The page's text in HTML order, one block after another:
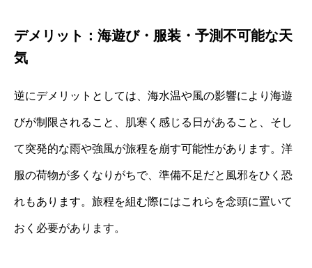
デメリット：海遊び・服装・予測不可能な天
気
逆にデメリットとしては、海水温や風の影響により海遊
びが制限されること、肌寒く感じる日があること、そし
て突発的な雨や強風が旅程を崩す可能性があります。洋
服の荷物が多くなりがちで、準備不足だと風邪をひく恐
れもあります。旅程を組む際にはこれらを念頭に置いて
おく必要があります。